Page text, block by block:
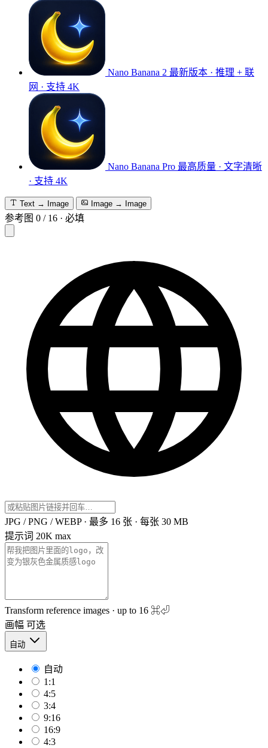
Nano Banana 2 最新版本 · 推理 + 联
网 · 支持 4K
Nano Banana Pro 最高质量 · 文字清晰
· 支持 4K
Text → Image Image → Image
参考图 0 / 16 · 必填
JPG / PNG / WEBP · 最多 16 张 · 每张 30 MB
提示词 20K max
Transform reference images · up to 16 ⌘⏎
画幅 可选
自动
自动
1:1
4:5
3:4
9:16
16:9
4:3